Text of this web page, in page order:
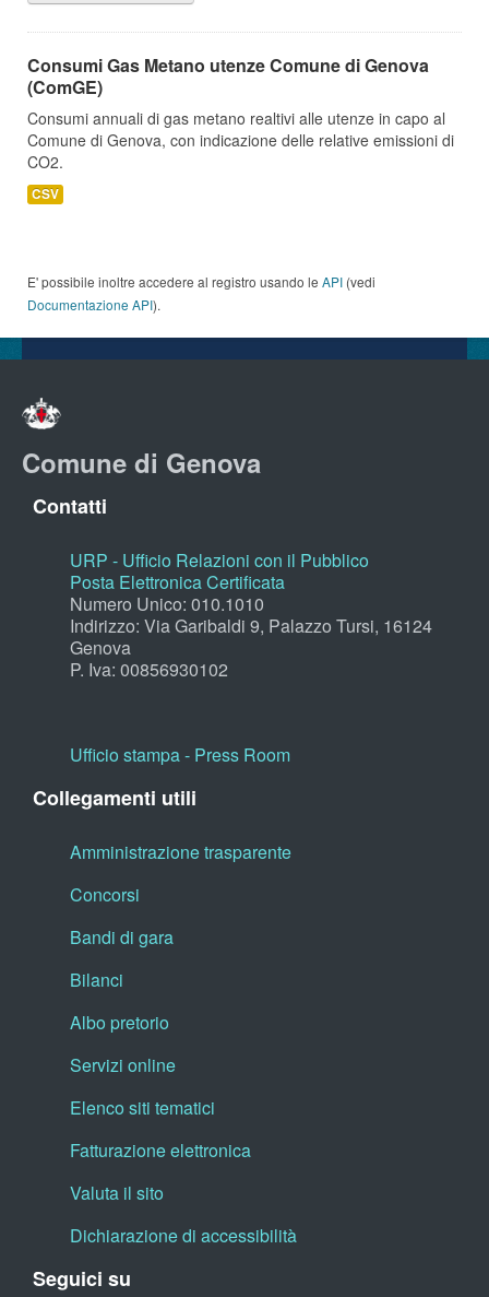
Consumi Gas Metano utenze Comune di Genova
(ComGE)
Consumi annuali di gas metano realtivi alle utenze in capo al
Comune di Genova, con indicazione delle relative emissioni di
CO2.
CSV
E' possibile inoltre accedere al registro usando le API (vedi
Documentazione API).
Comune di Genova
Contatti
URP - Ufficio Relazioni con il Pubblico
Posta Elettronica Certificata
Numero Unico: 010.1010
Indirizzo: Via Garibaldi 9, Palazzo Tursi, 16124
Genova
P. Iva: 00856930102
Ufficio stampa - Press Room
Collegamenti utili
Amministrazione trasparente
Concorsi
Bandi di gara
Bilanci
Albo pretorio
Servizi online
Elenco siti tematici
Fatturazione elettronica
Valuta il sito
Dichiarazione di accessibilità
Seguici su